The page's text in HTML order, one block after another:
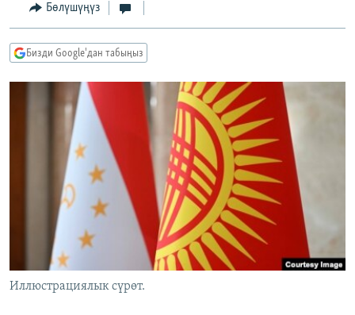
МАДАНИЯТ
ТВ ПРОГРАММАЛАР
ЭКСПЕРТТЕР ТАЛДАЙТ
БИЗ ЖАНА ДҮЙНӨ
ЭЖЕ-СИҢДИЛЕР
АЗАТТЫК+
ЫҢГАЙСЫЗ СУРООЛОР
ӨЗГӨЧӨ ПИКИР
Русский
ОНЛАЙН ШЕРИНЕ
ЭЕ/АРнун бардык сайттары
Бөлүшүңүз
Бизди Google'дан табыңыз
Иллюстрациялык сүрөт.